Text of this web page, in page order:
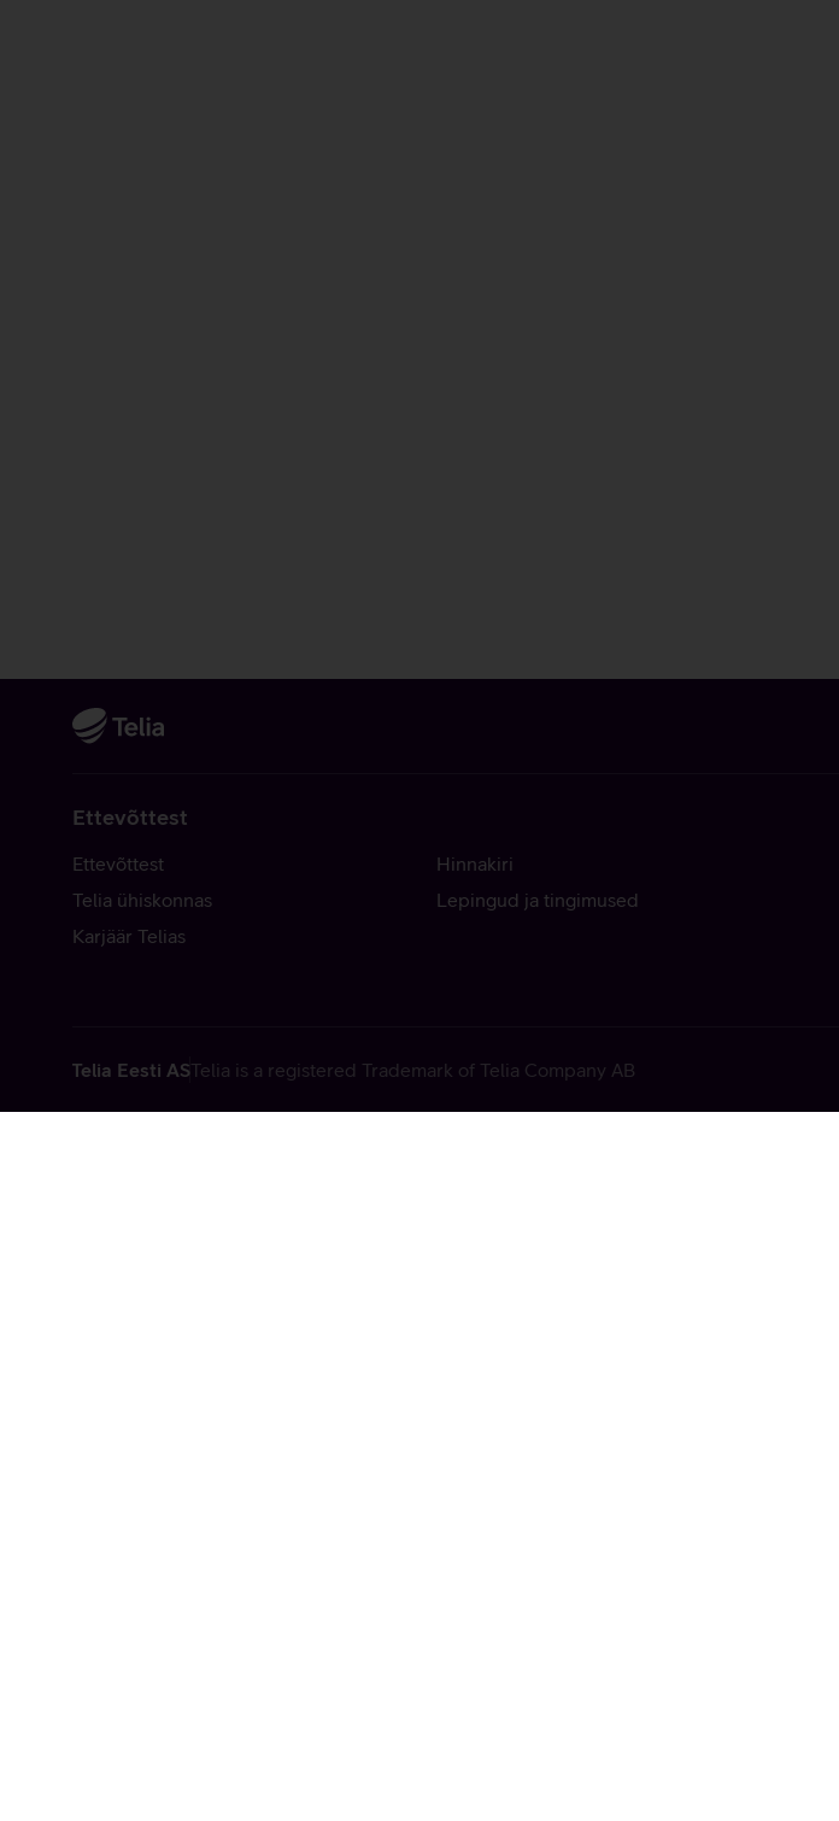
Ettevõttest
Ettevõttest
Telia ühiskonnas
Karjäär Telias
Hinnakiri
Lepingud ja tingimused
Telia Eesti ASTelia is a registered Trademark of Telia Company AB